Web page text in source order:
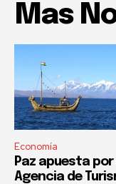
Mas
Economía
Paz apuesta por
Agencia de